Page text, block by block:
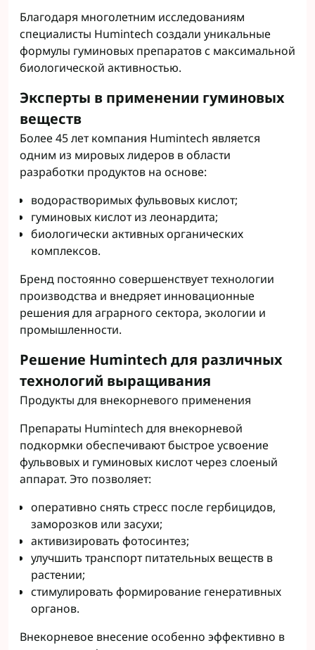
Благодаря многолетним исследованиям
специалисты Humintech создали уникальные
формулы гуминовых препаратов с максимальной
биологической активностью.
Эксперты в применении гуминовых
веществ
Более 45 лет компания Humintech является
одним из мировых лидеров в области
разработки продуктов на основе:
водорастворимых фульвовых кислот;
гуминовых кислот из леонардита;
биологически активных органических
комплексов.
Бренд постоянно совершенствует технологии
производства и внедряет инновационные
решения для аграрного сектора, экологии и
промышленности.
Решение Humintech для различных
технологий выращивания
Продукты для внекорневого применения
Препараты Humintech для внекорневой
подкормки обеспечивают быстрое усвоение
фульвовых и гуминовых кислот через слоеный
аппарат. Это позволяет:
оперативно снять стресс после гербицидов,
заморозков или засухи;
активизировать фотосинтез;
улучшить транспорт питательных веществ в
растении;
стимулировать формирование генеративных
органов.
Внекорневое внесение особенно эффективно в